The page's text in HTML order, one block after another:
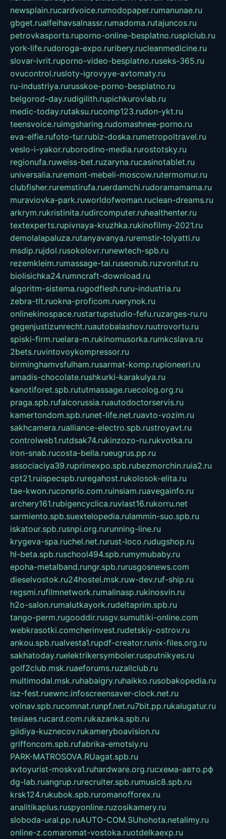
newsplain.rucardvoice.rumodopaper.rumanunae.ru
gbget.rualfeihavsalnassr.rumadoma.rutajuncos.ru
petrovkasports.ruporno-online-besplatno.rusplclub.ru
york-life.rudoroga-expo.ruribery.rucleanmedicine.ru
slovar-ivrit.ruporno-video-besplatno.ruseks-365.ru
ovucontrol.rusloty-igrovyye-avtomaty.ru
ru-industriya.rurusskoe-porno-besplatno.ru
belgorod-day.rudigilith.rupichkurovlab.ru
medic-today.rutaksu.rucomp123.rudon-ykt.ru
teensvoice.ruimgsharing.rudomashnee-porno.ru
eva-elfie.rufoto-tur.rubiz-doska.rumetropoltravel.ru
veslo-i-yakor.ruborodino-media.rurostotsky.ru
regionufa.ruweiss-bet.ruzaryna.rucasinotablet.ru
universalia.ruremont-mebeli-moscow.rutermomur.ru
clubfisher.ruremstirufa.ruerdamchi.rudoramamama.ru
muraviovka-park.ruworldofwoman.ruclean-dreams.ru
arkrym.rukristinita.rudircomputer.ruhealthenter.ru
textexperts.rupivnaya-kruzhka.rukinofilmy-2021.ru
demolalapaluza.rutanyavanya.ruremstir-tolyatti.ru
msdip.rujdol.rusokolovr.runewtech-spb.ru
rezemkleim.rumassage-tai.ruseonub.ruzvonitut.ru
biolisichka24.rumncraft-download.ru
algoritm-sistema.rugodflesh.ruru-industria.ru
zebra-tlt.ruokna-proficom.ruerynok.ru
onlinekinospace.rustartupstudio-fefu.ruzarges-ru.ru
gegenjustizunrecht.ruautobalashov.ruutrovortu.ru
spiski-firm.ruelara-m.rukinomusorka.rumkcslava.ru
2bets.ruvintovoykompressor.ru
birminghamvsfulham.rusarmat-komp.rupioneeri.ru
amadis-chocolate.rushkurki-karakulya.ru
kanotiforet.spb.rututmassage.ruecolog.org.ru
praga.spb.rufalcorussia.ruautodoctorservis.ru
kamertondom.spb.runet-life.net.ruavto-vozim.ru
sakhcamera.rualliance-electro.spb.rustroyavt.ru
controlweb1.rutdsak74.rukinzozo-ru.rukvotka.ru
iron-snab.rucosta-bella.rueugrus.pp.ru
associaciya39.ruprimexpo.spb.rubezmorchin.ruia2.ru
cpt21.ruispecspb.ruregahost.rukolosok-elita.ru
tae-kwon.ruconsrio.com.ruinsiam.ruavegainfo.ru
archery161.rubigencyclica.ruvlast16.rukorru.net
sarmiento.spb.suextelopedia.rulammin-suo.spb.ru
iskatour.spb.rusnpi.org.rurunning-line.ru
krygeva-spa.ruchel.net.rurust-loco.rudugshop.ru
hl-beta.spb.ruschool494.spb.rumymubaby.ru
epoha-metalband.rungr.spb.rurusgosnews.com
dieselvostok.ru24hostel.msk.ruw-dev.ruf-ship.ru
regsmi.rufilmnetwork.rumalinasp.rukinosvin.ru
h2o-salon.rumalutkayork.rudeltaprim.spb.ru
tango-perm.rugooddir.rusgv.sumultiki-online.com
webkrasotki.comcherinvest.rudetskiy-ostrov.ru
ankou.spb.rualvesta1.rupdf-creator.runix-files.org.ru
sakhatoday.ruelektrikersymboler.rusputnikyes.ru
golf2club.msk.ruaeforums.ruzallclub.ru
multimodal.msk.ruhabaigry.ruhaikko.rusobakopedia.ru
isz-fest.ruewnc.infoscreensaver-clock.net.ru
volnav.spb.rucomnat.runpf.net.ru7bit.pp.rukalugatur.ru
tesiaes.rucard.com.rukazanka.spb.ru
gildiya-kuznecov.rukameryboavision.ru
griffoncom.spb.rufabrika-emotsiy.ru
PARK-MATROSOVA.RUagat.spb.ru
avtoyurist-moskva1.ruhardware.org.ruсхема-авто.рф
dg-lab.ruangrup.rurecruiter.spb.rumusic8.spb.ru
krsk124.rukubok.spb.ruromanofforex.ru
analitikaplus.ruspyonline.ruzosikamery.ru
sloboda-ural.pp.ruAUTO-COM.SUhohota.netalimy.ru
online-z.comaromat-vostoka.ruotdelkaexp.ru